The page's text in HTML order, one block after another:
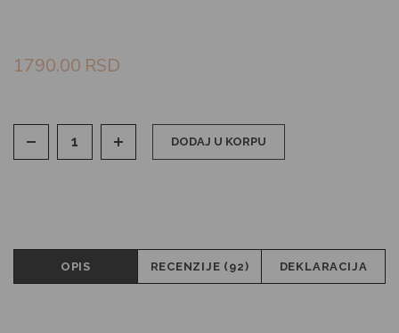
1790.00 RSD
DODAJ U KORPU
OPIS RECENZIJE (92) DEKLARACIJA